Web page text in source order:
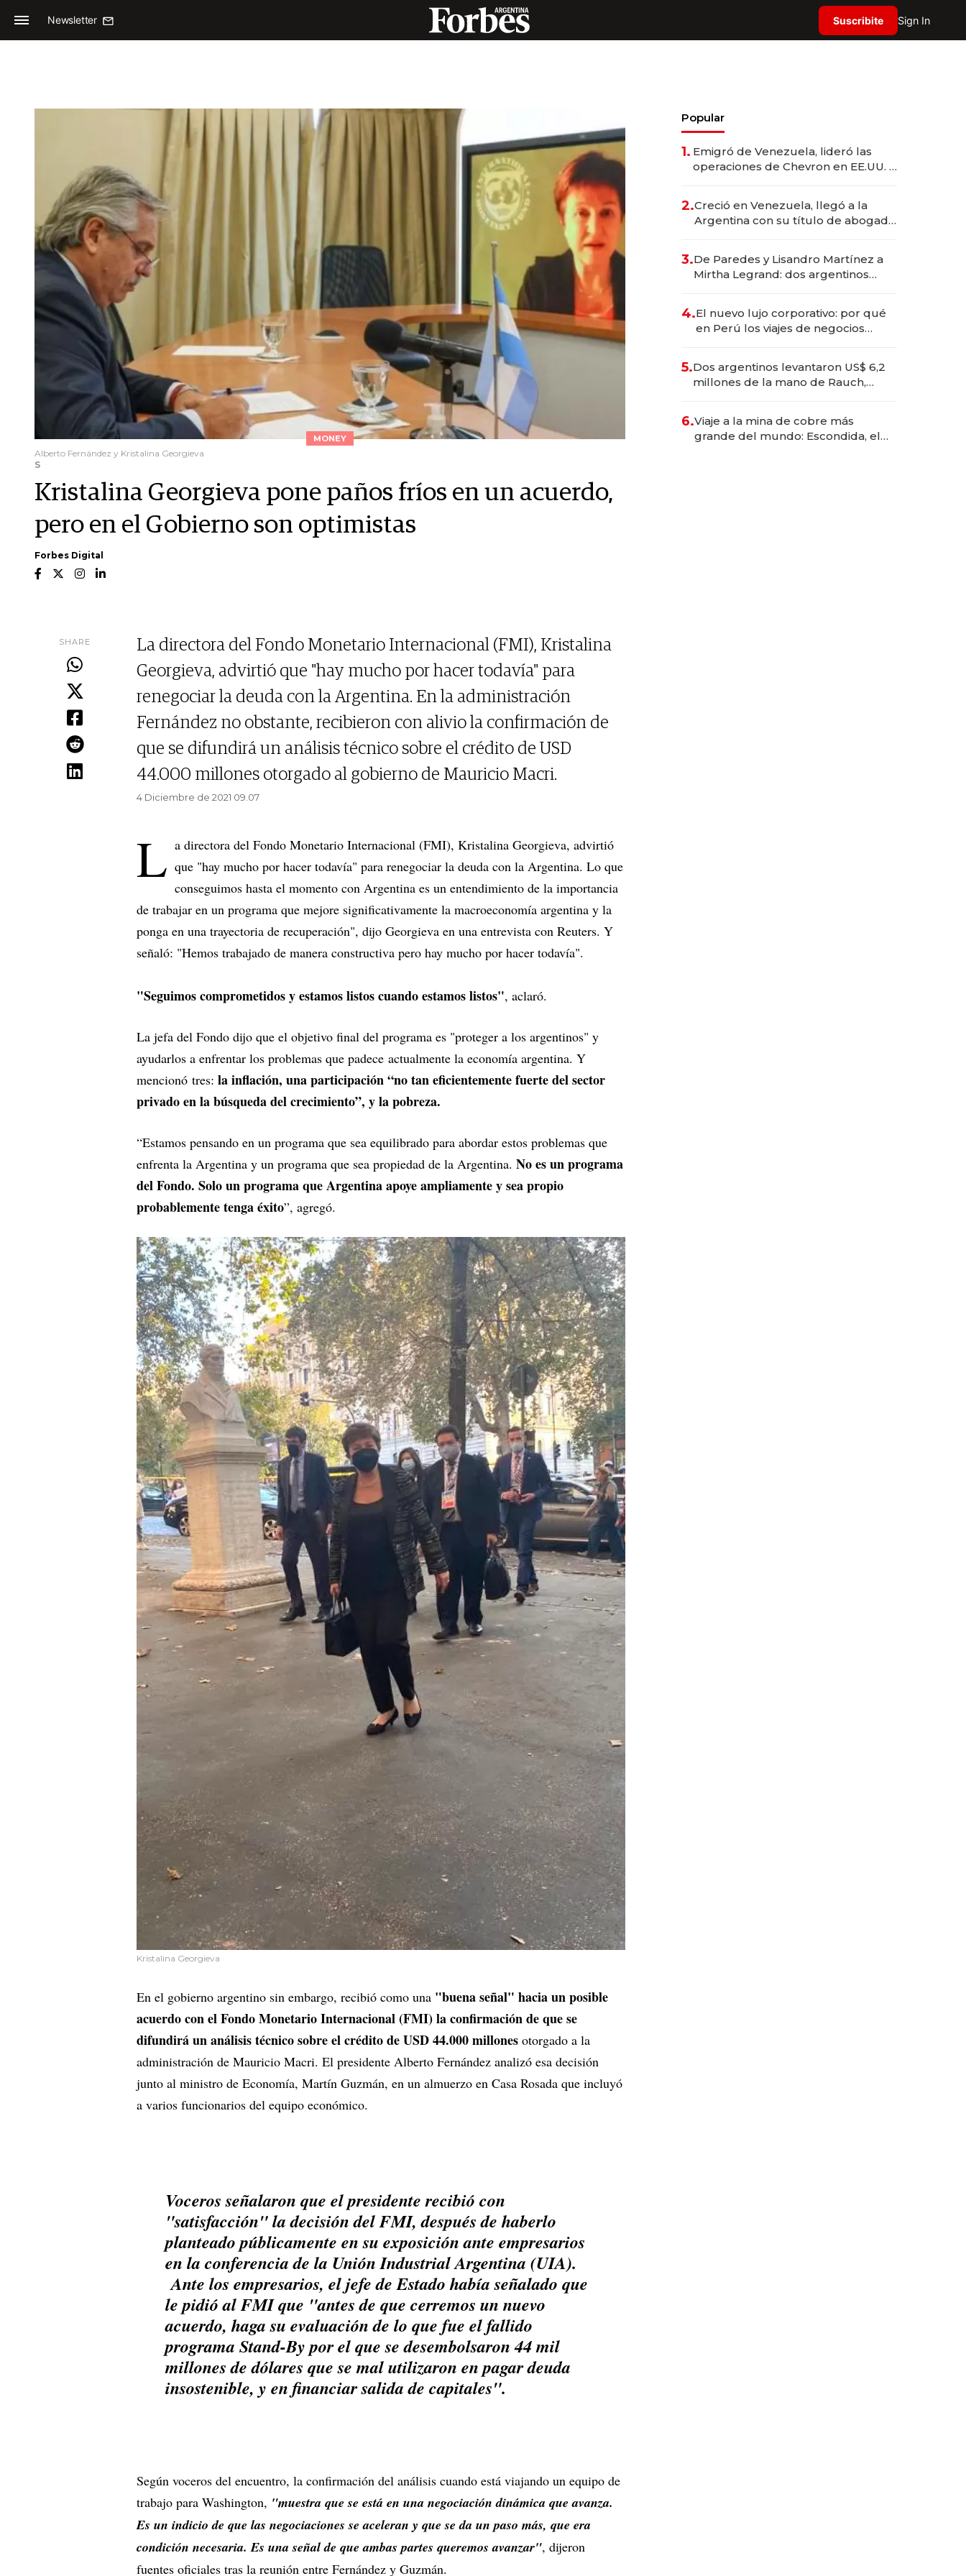
Newsletter Suscribite Sign In
MONEY
Alberto Fernández y Kristalina Georgieva
S
Kristalina Georgieva pone paños fríos en un acuerdo,
pero en el Gobierno son optimistas
Forbes Digital
SHARE
La directora del Fondo Monetario Internacional (FMI), Kristalina
Georgieva, advirtió que "hay mucho por hacer todavía" para
renegociar la deuda con la Argentina. En la administración
Fernández no obstante, recibieron con alivio la confirmación de
que se difundirá un análisis técnico sobre el crédito de USD
44.000 millones otorgado al gobierno de Mauricio Macri.
4 Diciembre de 2021 09.07
L a directora del Fondo Monetario Internacional (FMI), Kristalina Georgieva, advirtió
que "hay mucho por hacer todavía" para renegociar la deuda con la Argentina. Lo que
conseguimos hasta el momento con Argentina es un entendimiento de la importancia
de trabajar en un programa que mejore significativamente la macroeconomía argentina y la
ponga en una trayectoria de recuperación", dijo Georgieva en una entrevista con Reuters. Y
señaló: "Hemos trabajado de manera constructiva pero hay mucho por hacer todavía".
"Seguimos comprometidos y estamos listos cuando estamos listos", aclaró.
La jefa del Fondo dijo que el objetivo final del programa es "proteger a los argentinos" y
ayudarlos a enfrentar los problemas que padece actualmente la economía argentina. Y
mencionó tres: la inflación, una participación “no tan eficientemente fuerte del sector
privado en la búsqueda del crecimiento”, y la pobreza.
“Estamos pensando en un programa que sea equilibrado para abordar estos problemas que
enfrenta la Argentina y un programa que sea propiedad de la Argentina. No es un programa
del Fondo. Solo un programa que Argentina apoye ampliamente y sea propio
probablemente tenga éxito”, agregó.
Kristalina Georgieva
En el gobierno argentino sin embargo, recibió como una "buena señal" hacia un posible
acuerdo con el Fondo Monetario Internacional (FMI) la confirmación de que se
difundirá un análisis técnico sobre el crédito de USD 44.000 millones otorgado a la
administración de Mauricio Macri. El presidente Alberto Fernández analizó esa decisión
junto al ministro de Economía, Martín Guzmán, en un almuerzo en Casa Rosada que incluyó
a varios funcionarios del equipo económico.
Voceros señalaron que el presidente recibió con
"satisfacción" la decisión del FMI, después de haberlo
planteado públicamente en su exposición ante empresarios
en la conferencia de la Unión Industrial Argentina (UIA).
Ante los empresarios, el jefe de Estado había señalado que
le pidió al FMI que "antes de que cerremos un nuevo
acuerdo, haga su evaluación de lo que fue el fallido
programa Stand-By por el que se desembolsaron 44 mil
millones de dólares que se mal utilizaron en pagar deuda
insostenible, y en financiar salida de capitales".
Según voceros del encuentro, la confirmación del análisis cuando está viajando un equipo de
trabajo para Washington, "muestra que se está en una negociación dinámica que avanza.
Es un indicio de que las negociaciones se aceleran y que se da un paso más, que era
condición necesaria. Es una señal de que ambas partes queremos avanzar", dijeron
fuentes oficiales tras la reunión entre Fernández y Guzmán.
Popular
1. Emigró de Venezuela, lideró las
operaciones de Chevron en EE.UU. y
2.Creció en Venezuela, llegó a la
Argentina con su título de abogado
marcas "fast premium"
3.De Paredes y Lisandro Martínez a
Mirtha Legrand: dos argentinos
4.El nuevo lujo corporativo: por qué
en Perú los viajes de negocios
transformadoras
5.Dos argentinos levantaron US$ 6,2
millones de la mano de Rauch,
6.Viaje a la mina de cobre más
grande del mundo: Escondida, el